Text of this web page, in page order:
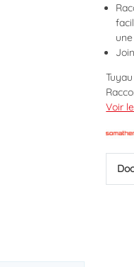
Voir